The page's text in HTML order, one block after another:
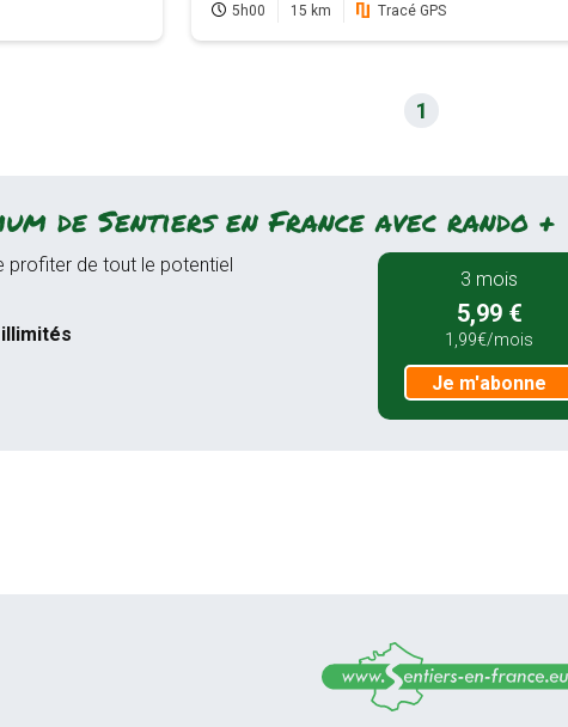
5h00 15 km Tracé GPS
1
de Sentiers en France avec rando +
profiter de tout le potentiel
3 mois
5,99 €
1,99€/mois
Je m'abonne